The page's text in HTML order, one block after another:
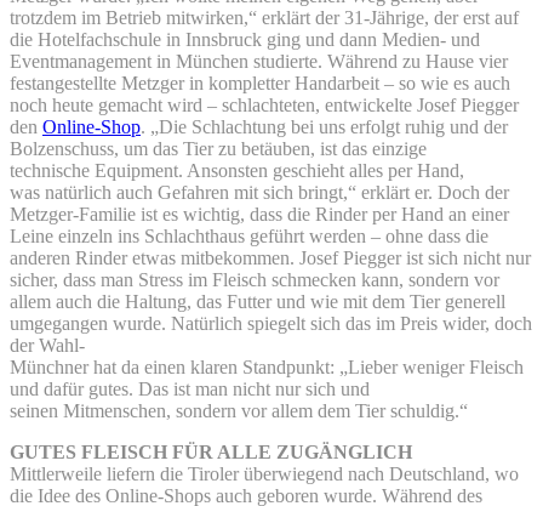
trotzdem im Betrieb mitwirken,“ erklärt der 31-Jährige, der erst auf
die Hotelfachschule in Innsbruck ging und dann Medien- und
Eventmanagement in München studierte. Während zu Hause vier
festangestellte Metzger in kompletter Handarbeit – so wie es auch
noch heute gemacht wird – schlachteten, entwickelte Josef Piegger
den Online-Shop. „Die Schlachtung bei uns erfolgt ruhig und der
Bolzenschuss, um das Tier zu betäuben, ist das einzige
technische Equipment. Ansonsten geschieht alles per Hand,
was natürlich auch Gefahren mit sich bringt,“ erklärt er. Doch der
Metzger-Familie ist es wichtig, dass die Rinder per Hand an einer
Leine einzeln ins Schlachthaus geführt werden – ohne dass die
anderen Rinder etwas mitbekommen. Josef Piegger ist sich nicht nur
sicher, dass man Stress im Fleisch schmecken kann, sondern vor
allem auch die Haltung, das Futter und wie mit dem Tier generell
umgegangen wurde. Natürlich spiegelt sich das im Preis wider, doch
der Wahl-
Münchner hat da einen klaren Standpunkt: „Lieber weniger Fleisch
und dafür gutes. Das ist man nicht nur sich und
seinen Mitmenschen, sondern vor allem dem Tier schuldig.“
GUTES FLEISCH FÜR ALLE ZUGÄNGLICH
Mittlerweile liefern die Tiroler überwiegend nach Deutschland, wo
die Idee des Online-Shops auch geboren wurde. Während des